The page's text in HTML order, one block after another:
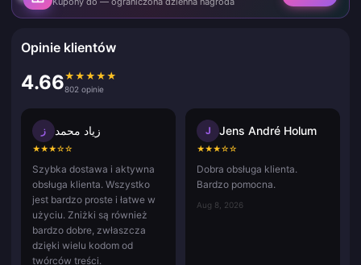
Opinie klientów
4.66★ ★ ★ ★ ★
802 opinie
ز زياد محمد
★★★☆☆
Szybka dostawa i aktywna
obsługa klienta. Wszystko
jest bardzo proste i łatwe w
użyciu. Zniżki są również
bardzo dobre, zwłaszcza
dzięki wielu kodom od
twórców treści.
J Jens André Holum
★★★☆☆
Dobra obsługa klienta.
Bardzo pomocna.
Aug 8, 2026